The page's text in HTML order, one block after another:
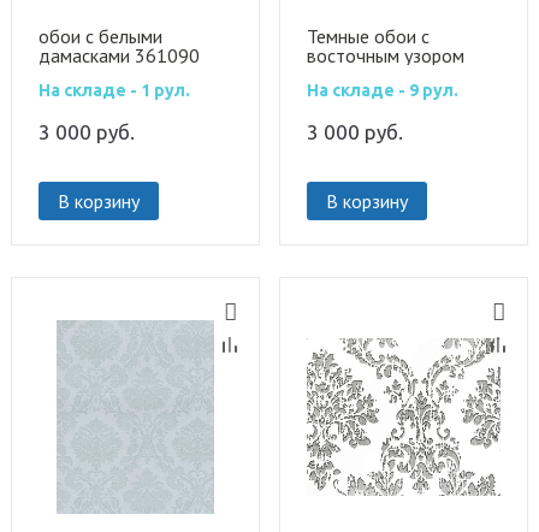
обои с белыми
дамасками 361090
На складе - 1 рул.
3 000 руб.
В корзину
Темные обои с
восточным узором
На складе - 9 рул.
3 000 руб.
В корзину